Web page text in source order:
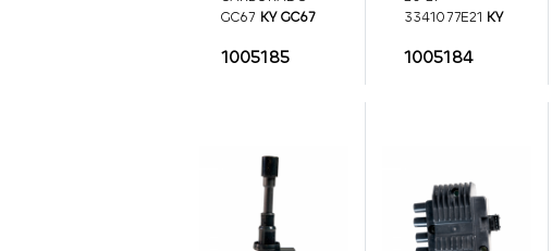
GC67 KY GC67
1005185
3341077E21 KY
1005184